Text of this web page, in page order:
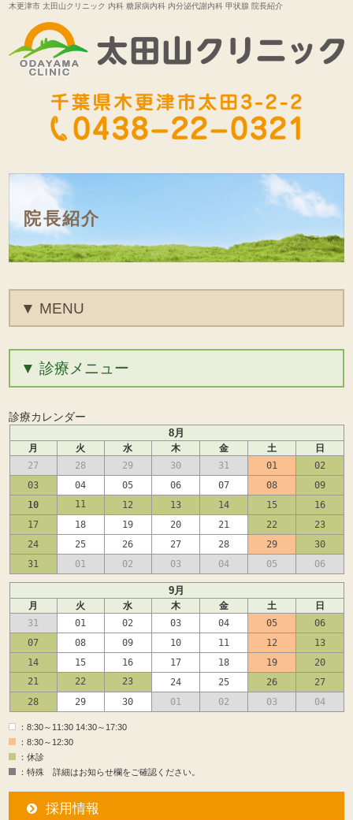
木更津市 太田山クリニック 内科 糖尿病内科 内分泌代謝内科 甲状腺 院長紹介
院長紹介
MENU
診療メニュー
診療カレンダー
8月
月 火 水 木 金 土
日
27
28 29 30 31 01
02
03
04 05 06 07 08
09
10
11 12 13 14 15
16
17
18 19 20 21 22
23
24
25 26 27 28 29
30
31
01 02 03 04 05 06
9月
月 火 水 木 金 土
日
31
01 02 03 04 05
06
07
08 09 10 11 12
13
14
15 16 17 18 19
20
21
22 23 24 25 26
27
28
29 30 01 02 03 04
：8:30～11:30 14:30～17:30
：8:30～12:30
：休診
：特殊 詳細はお知らせ欄をご確認ください。
採用情報